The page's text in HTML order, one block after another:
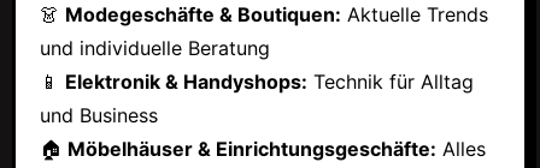
👗 Modegeschäfte & Boutiquen: Aktuelle Trends
und individuelle Beratung
📱 Elektronik & Handyshops: Technik für Alltag
und Business
🏠 Möbelhäuser & Einrichtungsgeschäfte: Alles